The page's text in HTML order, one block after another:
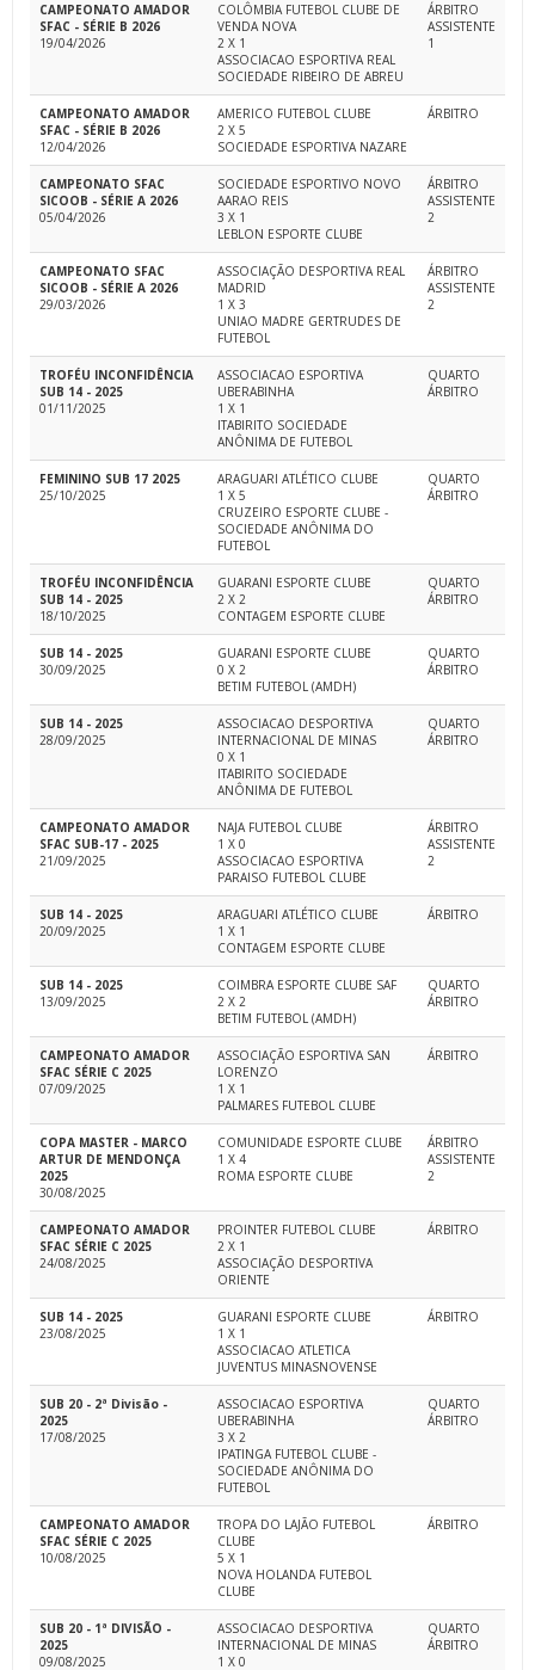
CAMPEONATO AMADOR
SFAC - SÉRIE B 2026
19/04/2026
COLÔMBIA FUTEBOL CLUBE DE
VENDA NOVA
2 X 1
ASSOCIACAO ESPORTIVA REAL
SOCIEDADE RIBEIRO DE ABREU
ÁRBITRO
ASSISTENTE
1
CAMPEONATO AMADOR
SFAC - SÉRIE B 2026
12/04/2026
AMERICO FUTEBOL CLUBE
2 X 5
SOCIEDADE ESPORTIVA NAZARE
ÁRBITRO
CAMPEONATO SFAC
SICOOB - SÉRIE A 2026
05/04/2026
SOCIEDADE ESPORTIVO NOVO
AARAO REIS
3 X 1
LEBLON ESPORTE CLUBE
ÁRBITRO
ASSISTENTE
2
CAMPEONATO SFAC
SICOOB - SÉRIE A 2026
29/03/2026
ASSOCIAÇÃO DESPORTIVA REAL
MADRID
1 X 3
UNIAO MADRE GERTRUDES DE
FUTEBOL
ÁRBITRO
ASSISTENTE
2
TROFÉU INCONFIDÊNCIA
SUB 14 - 2025
01/11/2025
ASSOCIACAO ESPORTIVA
UBERABINHA
1 X 1
ITABIRITO SOCIEDADE
ANÔNIMA DE FUTEBOL
QUARTO
ÁRBITRO
FEMININO SUB 17 2025
25/10/2025
ARAGUARI ATLÉTICO CLUBE
1 X 5
CRUZEIRO ESPORTE CLUBE -
SOCIEDADE ANÔNIMA DO
FUTEBOL
QUARTO
ÁRBITRO
TROFÉU INCONFIDÊNCIA
SUB 14 - 2025
18/10/2025
GUARANI ESPORTE CLUBE
2 X 2
CONTAGEM ESPORTE CLUBE
QUARTO
ÁRBITRO
SUB 14 - 2025
30/09/2025
GUARANI ESPORTE CLUBE
0 X 2
BETIM FUTEBOL (AMDH)
QUARTO
ÁRBITRO
SUB 14 - 2025
28/09/2025
ASSOCIACAO DESPORTIVA
INTERNACIONAL DE MINAS
0 X 1
ITABIRITO SOCIEDADE
ANÔNIMA DE FUTEBOL
QUARTO
ÁRBITRO
CAMPEONATO AMADOR
SFAC SUB-17 - 2025
21/09/2025
NAJA FUTEBOL CLUBE
1 X 0
ASSOCIACAO ESPORTIVA
PARAISO FUTEBOL CLUBE
ÁRBITRO
ASSISTENTE
2
SUB 14 - 2025
20/09/2025
ARAGUARI ATLÉTICO CLUBE
1 X 1
CONTAGEM ESPORTE CLUBE
ÁRBITRO
SUB 14 - 2025
13/09/2025
COIMBRA ESPORTE CLUBE SAF
2 X 2
BETIM FUTEBOL (AMDH)
QUARTO
ÁRBITRO
CAMPEONATO AMADOR
SFAC SÉRIE C 2025
07/09/2025
ASSOCIAÇÃO ESPORTIVA SAN
LORENZO
1 X 1
PALMARES FUTEBOL CLUBE
ÁRBITRO
COPA MASTER - MARCO
ARTUR DE MENDONÇA
2025
30/08/2025
COMUNIDADE ESPORTE CLUBE
1 X 4
ROMA ESPORTE CLUBE
ÁRBITRO
ASSISTENTE
2
CAMPEONATO AMADOR
SFAC SÉRIE C 2025
24/08/2025
PROINTER FUTEBOL CLUBE
2 X 1
ASSOCIAÇÃO DESPORTIVA
ORIENTE
ÁRBITRO
SUB 14 - 2025
23/08/2025
GUARANI ESPORTE CLUBE
1 X 1
ASSOCIACAO ATLETICA
JUVENTUS MINASNOVENSE
ÁRBITRO
SUB 20 - 2ª Divisão -
2025
17/08/2025
ASSOCIACAO ESPORTIVA
UBERABINHA
3 X 2
IPATINGA FUTEBOL CLUBE -
SOCIEDADE ANÔNIMA DO
FUTEBOL
QUARTO
ÁRBITRO
CAMPEONATO AMADOR
SFAC SÉRIE C 2025
10/08/2025
TROPA DO LAJÃO FUTEBOL
CLUBE
5 X 1
NOVA HOLANDA FUTEBOL
CLUBE
ÁRBITRO
SUB 20 - 1ª DIVISÃO -
2025
09/08/2025
ASSOCIACAO DESPORTIVA
INTERNACIONAL DE MINAS
1 X 0
QUARTO
ÁRBITRO